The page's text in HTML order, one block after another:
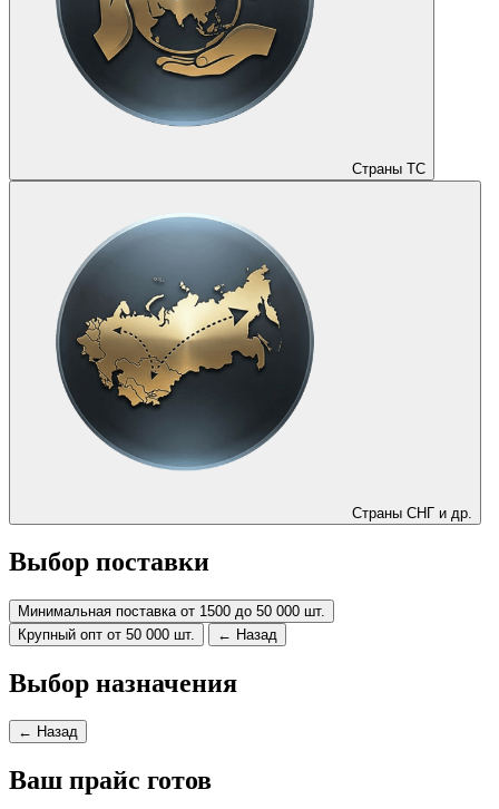
Страны ТС
Страны СНГ и др.
Выбор поставки
Минимальная поставка от 1500 до 50 000 шт.
Крупный опт от 50 000 шт.
← Назад
Выбор назначения
← Назад
Ваш прайс готов